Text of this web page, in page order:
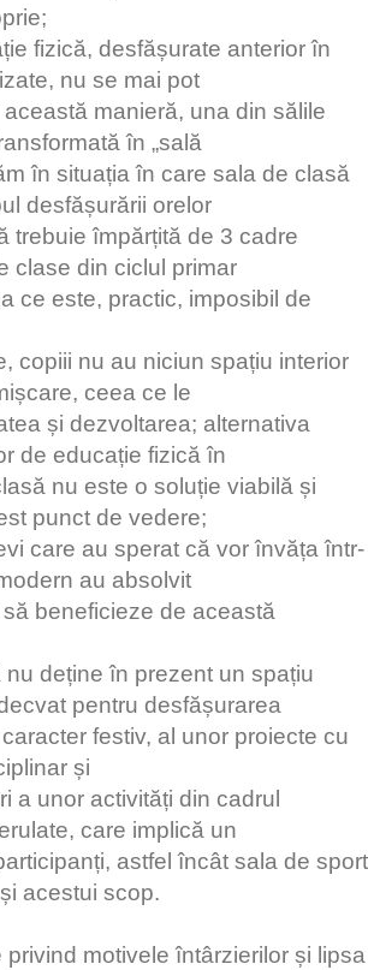
fizică, desfășurate anterior în
nu se mai pot
manieră, una din sălile
în „sală
în situația în care sala de clasă
desfășurării orelor
trebuie împărțită de 3 cadre
clase din ciclul primar
ce este, practic, imposibil de
copiii nu au niciun spațiu interior
ceea ce le
și dezvoltarea; alternativa
de educație fizică în
nu este o soluție viabilă și
punct de vedere;
care au sperat că vor învăța într-
au absolvit
beneficieze de această
deține în prezent un spațiu
pentru desfășurarea
festiv, al unor proiecte cu
și
a unor activități din cadrul
care implică un
astfel încât sala de sport
acestui scop.
privind motivele întârzierilor și lipsa